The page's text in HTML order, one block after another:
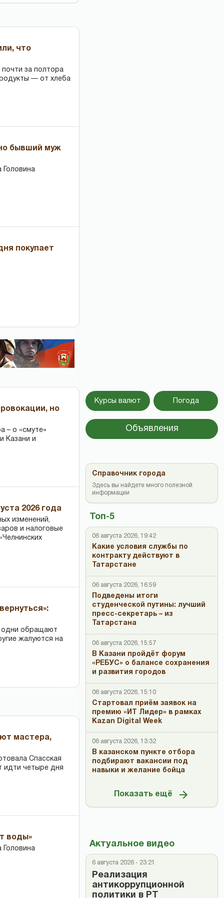
что
почти за полтора
— от хлеба
бывший муж
покупает
но
– о «смуте»
Казани и
2026 года
изменений,
и налоговые
одни обращают
жалуются на
мастера,
Спасская
идти четыре дня
воды»
Курсы валют Погода
Объявления
Топ-5
06 августа 2026, 19:42
Какие условия службы по
контракту действуют в
Татарстане
06 августа 2026, 16:59
Подведены итоги
студенческой путины: лучший
пресс-секретарь – из
Татарстана
06 августа 2026, 15:57
В Казани пройдёт форум
«РЕБУС» о балансе сохранения
и развития городов
06 августа 2026, 15:10
Стартовал приём заявок на
премию «ИТ Лидер» в рамках
Kazan Digital Week
06 августа 2026, 13:32
В казанском пункте отбора
подбирают вакансии под
навыки и желание бойца
Показать ещё
Актуальное видео
6 августа 2026 - 23:21
Реализация
антикоррупционной
политики в РТ
Справочник города
Здесь вы найдете много полезной
информации